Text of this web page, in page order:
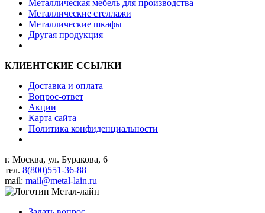
Металлическая мебель для производства
Металлические стеллажи
Металлические шкафы
Другая продукция
КЛИЕНТСКИЕ ССЫЛКИ
Доставка и оплата
Вопрос-ответ
Акции
Карта сайта
Политика конфиденциальности
г. Москва, ул. Буракова, 6
тел. 8(800)551-36-88
mail: mail@metal-lain.ru